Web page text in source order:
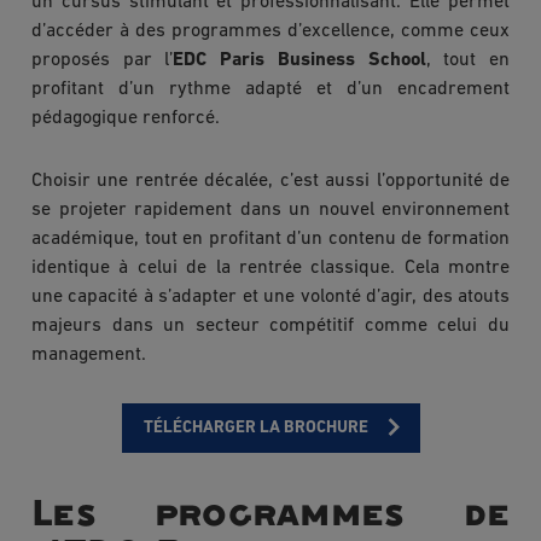
d’accéder à des programmes d’excellence, comme ceux
proposés par l’EDC Paris Business School, tout en
profitant d’un rythme adapté et d’un encadrement
pédagogique renforcé.
Choisir une rentrée décalée, c’est aussi l’opportunité de
se projeter rapidement dans un nouvel environnement
académique, tout en profitant d’un contenu de formation
identique à celui de la rentrée classique. Cela montre
une capacité à s’adapter et une volonté d’agir, des atouts
majeurs dans un secteur compétitif comme celui du
management.
TÉLÉCHARGER LA BROCHURE
Les programmes de